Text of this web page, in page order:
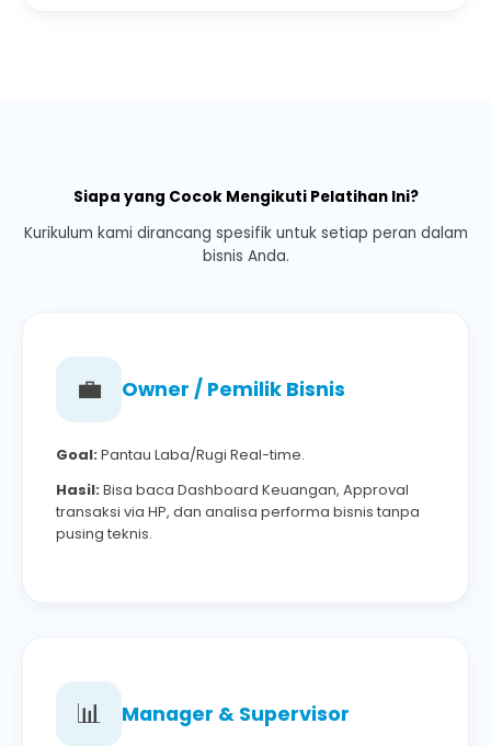
Siapa yang Cocok Mengikuti Pelatihan Ini?
Kurikulum kami dirancang spesifik untuk setiap peran dalam
bisnis Anda.
💼 Owner / Pemilik Bisnis
Goal:Pantau Laba/Rugi Real-time.
Hasil:Bisa baca Dashboard Keuangan, Approval
transaksi via HP, dan analisa performa bisnis tanpa
pusing teknis.
📊 Manager & Supervisor